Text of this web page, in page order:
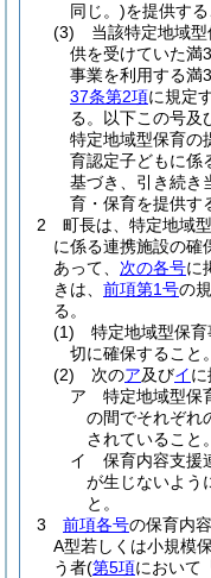
同じ。)を提供する
(3)
当該特定地域
供を受けていた満
事業を利用する満
37条第2項に規定
る。以下この号及
特定地域型保育の
育認定子どもに係
基づき、引き続き
育・保育を提供す
2
町長は、特定地域
に係る連携施設の確
あって、 次の各号に
きは、 前項第1号の
る。
(1)
特定地域型保
切に確保すること。
(2)
次のア及びイに
ア
特定地域型保
の間でそれぞれ
されていること。
イ
保育内容支援
が生じないよう
と。
3
前項各号の保育内
A型若しくは小規模
う者(第5項において